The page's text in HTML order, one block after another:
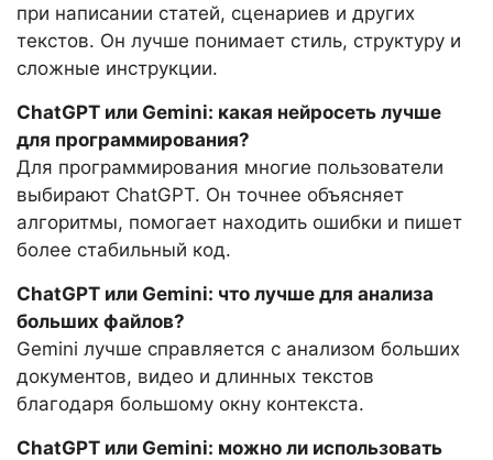
при написании статей, сценариев и других
текстов. Он лучше понимает стиль, структуру и
сложные инструкции.
ChatGPT или Gemini: какая нейросеть лучше
для программирования?
Для программирования многие пользователи
выбирают ChatGPT. Он точнее объясняет
алгоритмы, помогает находить ошибки и пишет
более стабильный код.
ChatGPT или Gemini: что лучше для анализа
больших файлов?
Gemini лучше справляется с анализом больших
документов, видео и длинных текстов
благодаря большому окну контекста.
ChatGPT или Gemini: можно ли использовать